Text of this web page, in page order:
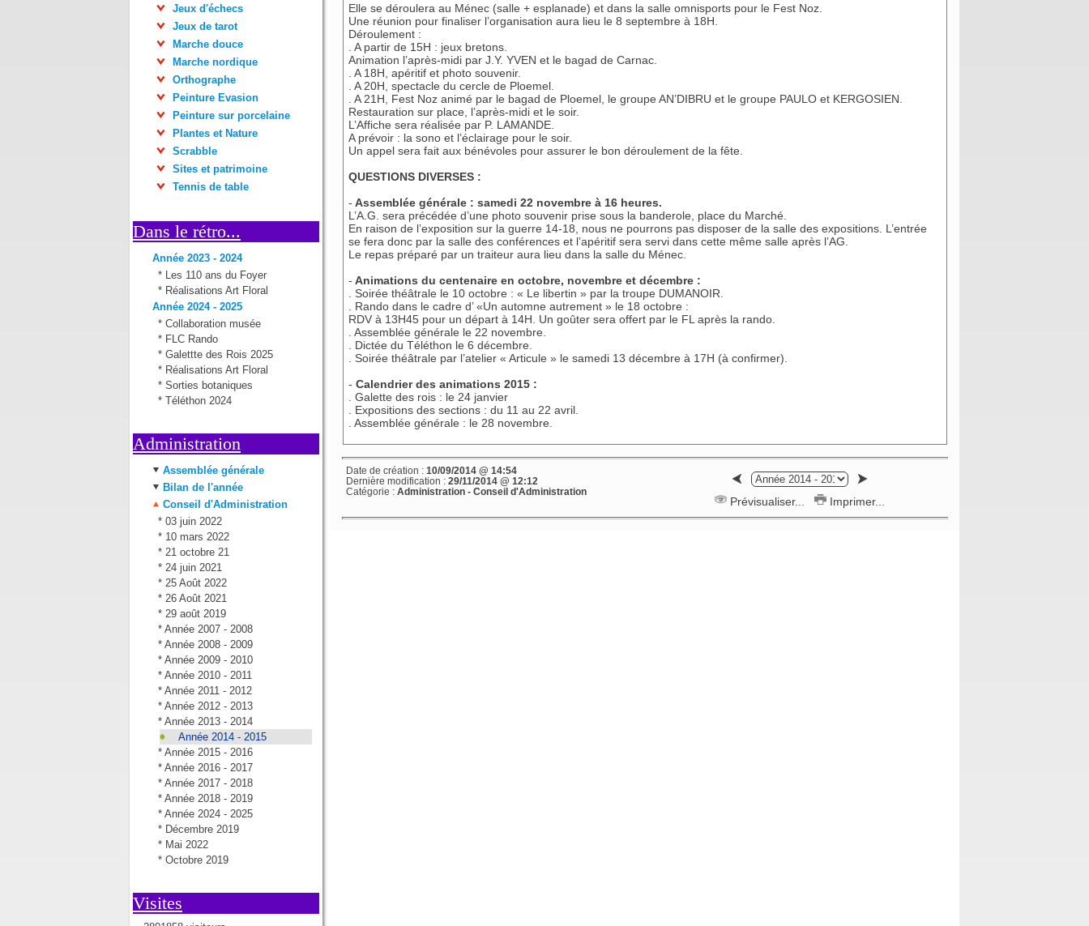
Jeux d'échecs
Jeux de tarot
Marche douce
Marche nordique
Orthographe
Peinture Evasion
Peinture sur porcelaine
Plantes et Nature
Scrabble
Sites et patrimoine
Tennis de table
Dans le rétro...
Année 2023 - 2024
*
Les 110 ans du Foyer
* Réalisations Art Floral
Année 2024 - 2025
* Collaboration musée
* FLC Rando
* Galettte des Rois 2025
* Réalisations Art Floral
* Sorties botaniques
* Téléthon 2024
Administration
Assemblée générale
Bilan de l'année
Conseil d'Administration
* 03 juin 2022
* 10 mars 2022
* 21 octobre 21
* 24 juin 2021
* 25 Août 2022
* 26 Août 2021
* 29 août 2019
* Année 2007 - 2008
* Année 2008 - 2009
* Année 2009 - 2010
* Année 2010 - 2011
* Année 2011 - 2012
* Année 2012 - 2013
* Année 2013 - 2014
Année 2014 - 2015
* Année 2015 - 2016
* Année 2016 - 2017
* Année 2017 - 2018
* Année 2018 - 2019
* Année 2024 - 2025
* Décembre 2019
* Mai 2022
* Octobre 2019
Visites
Elle se déroulera au Ménec (salle + esplanade) et dans la salle omnisports pour le Fest Noz.
Une réunion pour finaliser l’organisation aura lieu le 8 septembre à 18H.
Déroulement :
. A partir de 15H : jeux bretons.
Animation l’après-midi par J.Y. YVEN et le bagad de Carnac.
. A 18H, apéritif et photo souvenir.
. A 20H, spectacle du cercle de Ploemel.
. A 21H, Fest Noz animé par le bagad de Ploemel, le groupe AN’DIBRU et le groupe PAULO et KERGOSIEN.
Restauration sur place, l’après-midi et le soir.
L’Affiche sera réalisée par P. LAMANDE.
A prévoir : la sono et l’éclairage pour le soir.
Un appel sera fait aux bénévoles pour assurer le bon déroulement de la fête.
QUESTIONS DIVERSES :
- Assemblée générale : samedi 22 novembre à 16 heures.
L’A.G. sera précédée d’une photo souvenir prise sous la banderole, place du Marché.
En raison de l’exposition sur la guerre 14-18, nous ne pourrons pas disposer de la salle des expositions. L’entrée
se fera donc par la salle des conférences et l’apéritif sera servi dans cette même salle après l’AG.
Le repas préparé par un traiteur aura lieu dans la salle du Ménec.
- Animations du centenaire en octobre, novembre et décembre :
. Soirée théâtrale le 10 octobre : « Le libertin » par la troupe DUMANOIR.
. Rando dans le cadre d’ «Un automne autrement » le 18 octobre :
RDV à 13H45 pour un départ à 14H. Un goûter sera offert par le FL après la rando.
. Assemblée générale le 22 novembre.
. Dictée du Téléthon le 6 décembre.
. Soirée théâtrale par l’atelier « Articule » le samedi 13 décembre à 17H (à confirmer).
- Calendrier des animations 2015 :
. Galette des rois : le 24 janvier
. Expositions des sections : du 11 au 22 avril.
. Assemblée générale : le 28 novembre.
Date de création : 10/09/2014 @ 14:54
Dernière modification : 29/11/2014 @ 12:12
Catégorie : Administration - Conseil d'Administration
Prévisualiser... Imprimer...